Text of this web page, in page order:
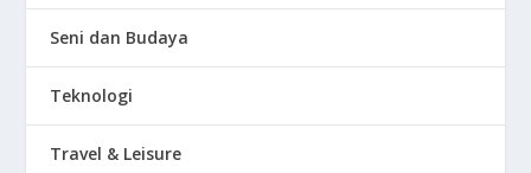
Seni dan Budaya
Teknologi
Travel & Leisure